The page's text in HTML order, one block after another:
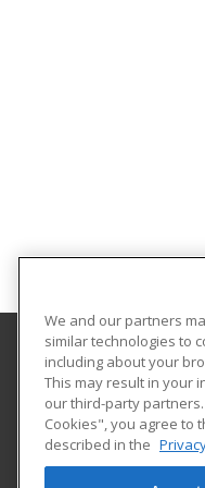
Mississippi
The Office of
200 S. Capitol
Clinton, MS
We and our partners
similar technologies to
including about your
This may result in your
our third-party
Cookies", you agree to
described in the